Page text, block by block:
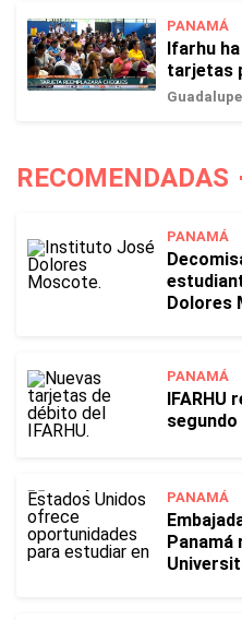
PANAMÁ
Ifarhu
tarjetas
RECOMENDADAS
PANAMÁ
Dolores
PANAMÁ
IFARHU
segundo
PANAMÁ
Panamá